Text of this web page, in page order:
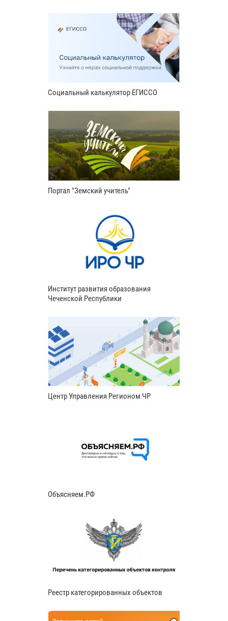
Социальный калькулятор ЕГИССО
Портал "Земский учитель"
Институт развития образования
Чеченской Республики
Центр Управления Регионом ЧР
Объясняем.РФ
Реестр категорированных объектов